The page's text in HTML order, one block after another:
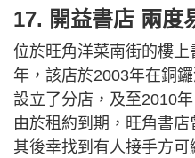
17. 開益書店 兩度
位於旺角洋菜南街的樓
年，該店於2003年在銅
設立了分店，及至2010
由於租約到期，旺角書店
其後幸找到有人接手方